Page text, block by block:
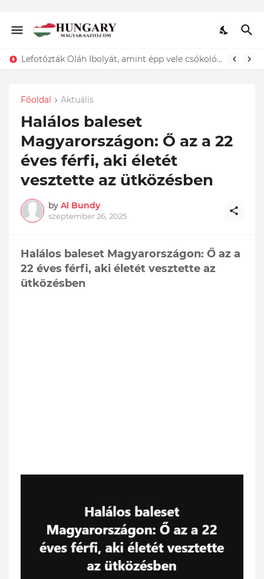
Lefotózták Oláh Ibolyát, amint épp vele csókolózik - EZT nem hiszed el, kinek a karjában kötött ki...ÍME
Főoldal Aktuális
Halálos baleset
Magyarországon: Ő az a 22
éves férfi, aki életét
vesztette az ütközésben
by Al Bundy
szeptember 26, 2025
Halálos baleset Magyarországon: Ő az a
22 éves férfi, aki életét vesztette az
ütközésben